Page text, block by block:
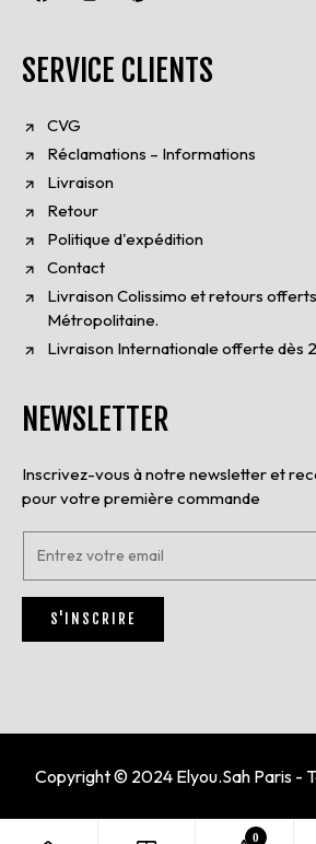
SERVICE CLIENTS
CVG
Réclamations – Informations
Livraison
Retour
Politique d'expédition
Contact
Livraison Colissimo et retours
Métropolitaine.
Livraison Internationale offerte dès
NEWSLETTER
Inscrivez-vous à notre newsletter et
pour votre première commande
E
t
r
z
S'INSCRIRE
Copyright © 2024 Elyou.Sah Paris -
0